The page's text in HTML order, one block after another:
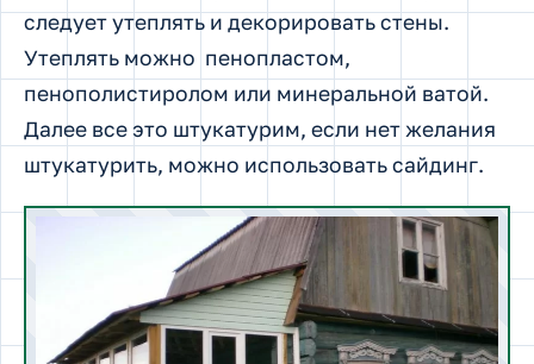
следует утеплять и декорировать стены.
Утеплять можно пенопластом,
пенополистиролом или минеральной ватой.
Далее все это штукатурим, если нет желания
штукатурить, можно использовать сайдинг.